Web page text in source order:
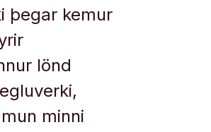
þegar kemur
lönd
minni